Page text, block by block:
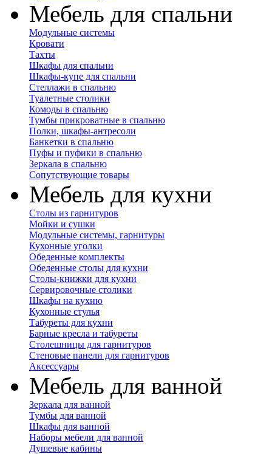
Мебель для спальни
Модульные системы
Кровати
Тахты
Шкафы для спальни
Шкафы-купе для спальни
Стеллажи в спальню
Туалетные столики
Комоды в спальню
Тумбы прикроватные в спальню
Полки, шкафы-антресоли
Банкетки в спальню
Пуфы и пуфики в спальню
Зеркала в спальню
Сопутствующие товары
Мебель для кухни
Столы из гарнитуров
Мойки и сушки
Модульные системы, гарнитуры
Кухонные уголки
Обеденные комплекты
Обеденные столы для кухни
Столы-книжки для кухни
Сервировочные столики
Шкафы на кухню
Кухонные стулья
Табуреты для кухни
Барные кресла и табуреты
Столешницы для гарнитуров
Стеновые панели для гарнитуров
Аксессуары
Мебель для ванной
Зеркала для ванной
Тумбы для ванной
Шкафы для ванной
Наборы мебели для ванной
Душевые кабины